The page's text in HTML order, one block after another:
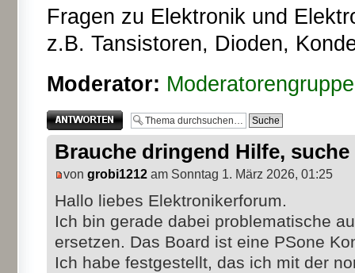
Fragen zu Elektronik und
z.B. Tansistoren, Dioden,
Moderator: Moderatorengruppe
Antwort erstellen
Brauche dringend Hilfe,
von grobi1212 am Sonntag 1. März 2026, 01:25
Hallo liebes Elektronikerforum.
Ich bin gerade dabei problematische
ersetzen. Das Board ist eine PSone
Ich habe festgestellt, das ich mit der